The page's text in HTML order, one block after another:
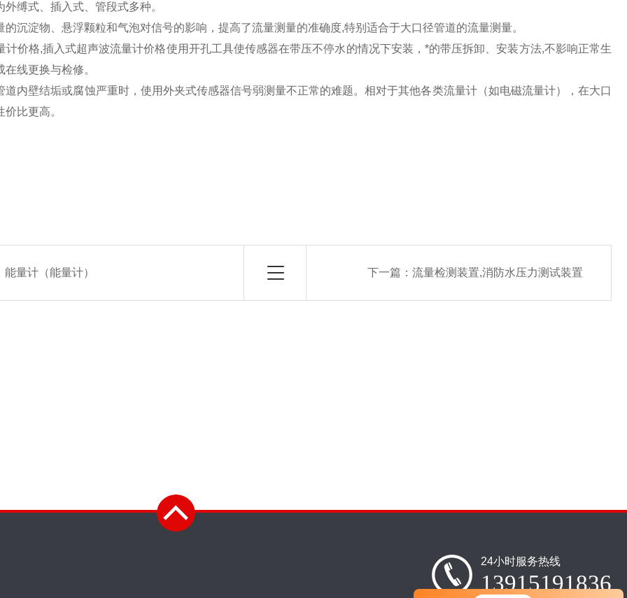
外缚式、插入式、管段式多种。
沉淀物、悬浮颗粒和气泡对信号的影响，提高了流量测量的准确度,特别适合于大口径管道的流量测量。
价格,插入式超声波流量计价格使用开孔工具使传感器在带压不停水的情况下安装，*的带压拆卸、安装方法,不影响正常生
线更换与检修。
内壁结垢或腐蚀严重时，使用外夹式传感器信号弱测量不正常的难题。相对于其他各类流量计（如电磁流量计），在大口
比更高。
能量计（能量计） 下一篇： 流量检测装置,消防水压力测试装置
24小时服务热线
13915191836